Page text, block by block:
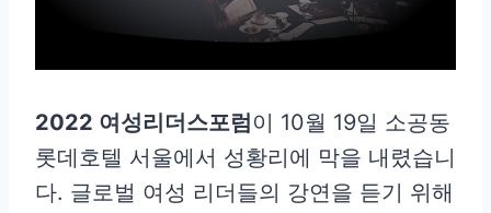
2022 여성리더스포럼이 10월 19일 소공동
롯데호텔 서울에서 성황리에 막을 내렸습니
다. 글로벌 여성 리더들의 강연을 듣기 위해